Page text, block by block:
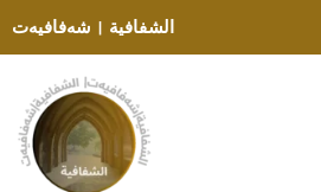
الشفافية | شەفافیەت